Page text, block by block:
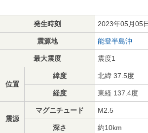
発生時刻 2023年05月05
震源地 能登半島沖
最大震度 震度1
位置
緯度 北緯 37.5度
経度 東経 137.4度
震源
マグニチュード M2.5
深さ 約10km